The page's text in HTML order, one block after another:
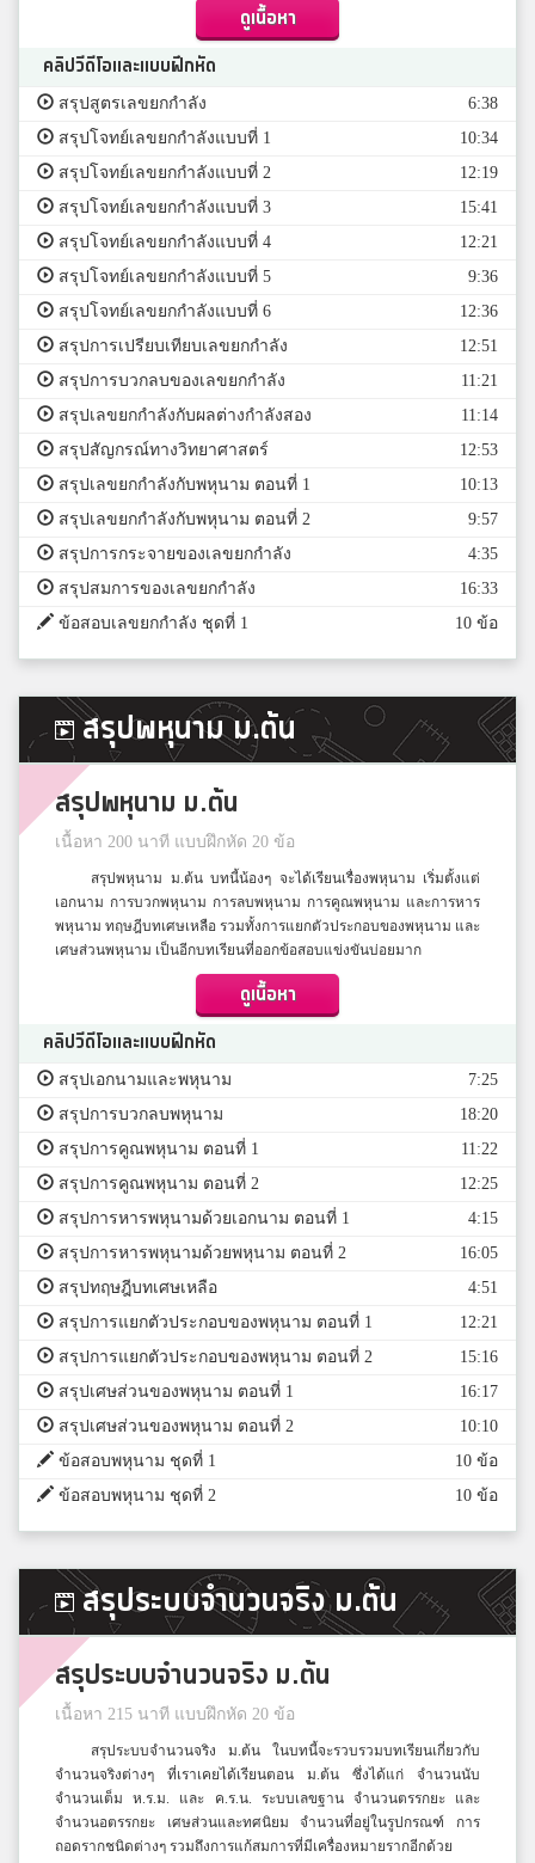
ดูเนื้อหา
คลิปวีดีโอและแบบฝึกหัด
สรุปสูตรเลขยกกำลัง
6:38
สรุปโจทย์เลขยกกำลังแบบที่ 1
10:34
สรุปโจทย์เลขยกกำลังแบบที่ 2
12:19
สรุปโจทย์เลขยกกำลังแบบที่ 3
15:41
สรุปโจทย์เลขยกกำลังแบบที่ 4
12:21
สรุปโจทย์เลขยกกำลังแบบที่ 5
9:36
สรุปโจทย์เลขยกกำลังแบบที่ 6
12:36
สรุปการเปรียบเทียบเลขยกกำลัง
12:51
สรุปการบวกลบของเลขยกกำลัง
11:21
สรุปเลขยกกำลังกับผลต่างกำลังสอง
11:14
สรุปสัญกรณ์ทางวิทยาศาสตร์
12:53
สรุปเลขยกกำลังกับพหุนาม ตอนที่ 1
10:13
สรุปเลขยกกำลังกับพหุนาม ตอนที่ 2
9:57
สรุปการกระจายของเลขยกกำลัง
4:35
สรุปสมการของเลขยกกำลัง
16:33
ข้อสอบเลขยกกำลัง ชุดที่ 1
10 ข้อ
สรุปพหุนาม ม.ต้น
สรุปพหุนาม ม.ต้น
เนื้อหา 200 นาที แบบฝึกหัด 20 ข้อ
สรุปพหุนาม ม.ต้น บทนี้น้องๆ จะได้เรียนเรื่องพหุนาม เริ่มตั้งแต่
เอกนาม การบวกพหุนาม การลบพหุนาม การคูณพหุนาม และการหาร
พหุนาม ทฤษฎีบทเศษเหลือ รวมทั้งการแยกตัวประกอบของพหุนาม และ
เศษส่วนพหุนาม เป็นอีกบทเรียนที่ออกข้อสอบแข่งขันบ่อยมาก
ดูเนื้อหา
คลิปวีดีโอและแบบฝึกหัด
สรุปเอกนามและพหุนาม
7:25
สรุปการบวกลบพหุนาม
18:20
สรุปการคูณพหุนาม ตอนที่ 1
11:22
สรุปการคูณพหุนาม ตอนที่ 2
12:25
สรุปการหารพหุนามด้วยเอกนาม ตอนที่ 1
4:15
สรุปการหารพหุนามด้วยพหุนาม ตอนที่ 2
16:05
สรุปทฤษฎีบทเศษเหลือ
4:51
สรุปการแยกตัวประกอบของพหุนาม ตอนที่ 1
12:21
สรุปการแยกตัวประกอบของพหุนาม ตอนที่ 2
15:16
สรุปเศษส่วนของพหุนาม ตอนที่ 1
16:17
สรุปเศษส่วนของพหุนาม ตอนที่ 2
10:10
ข้อสอบพหุนาม ชุดที่ 1
10 ข้อ
ข้อสอบพหุนาม ชุดที่ 2
10 ข้อ
สรุประบบจำนวนจริง ม.ต้น
สรุประบบจำนวนจริง ม.ต้น
เนื้อหา 215 นาที แบบฝึกหัด 20 ข้อ
สรุประบบจำนวนจริง ม.ต้น ในบทนี้จะรวบรวมบทเรียนเกี่ยวกับ
จำนวนจริงต่างๆ ที่เราเคยได้เรียนตอน ม.ต้น ซึ่งได้แก่ จำนวนนับ
จำนวนเต็ม ห.ร.ม. และ ค.ร.น. ระบบเลขฐาน จำนวนตรรกยะ และ
จำนวนอตรรกยะ เศษส่วนและทศนิยม จำนวนที่อยู่ในรูปกรณฑ์ การ
ถอดรากชนิดต่างๆ รวมถึงการแก้สมการที่มีเครื่องหมายรากอีกด้วย